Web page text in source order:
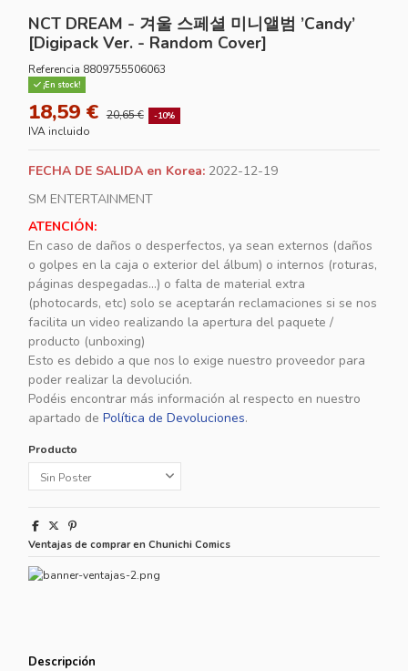
NCT DREAM - 겨울 스페셜 미니앨범 ’Candy’
[Digipack Ver. - Random Cover]
Referencia 8809755506063
¡En stock!
18,59 € 20,65 € -10%
IVA incluido
FECHA DE SALIDA en Korea: 2022-12-19
SM ENTERTAINMENT
ATENCIÓN:
En caso de daños o desperfectos, ya sean externos (daños
o golpes en la caja o exterior del álbum) o internos (roturas,
páginas despegadas...) o falta de material extra
(photocards, etc) solo se aceptarán reclamaciones si se nos
facilita un video realizando la apertura del paquete /
producto (unboxing)
Esto es debido a que nos lo exige nuestro proveedor para
poder realizar la devolución.
Podéis encontrar más información al respecto en nuestro
apartado de Política de Devoluciones.
Producto
Ventajas de comprar en Chunichi Comics
Descripción